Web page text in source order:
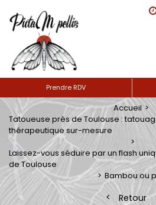
Prendre RDV
Accueil
Tatoueuse près de Toulouse :
thérapeutique sur-mesure
Laissez-vous séduire par un flash
de Toulouse
Bambou ou
Retour